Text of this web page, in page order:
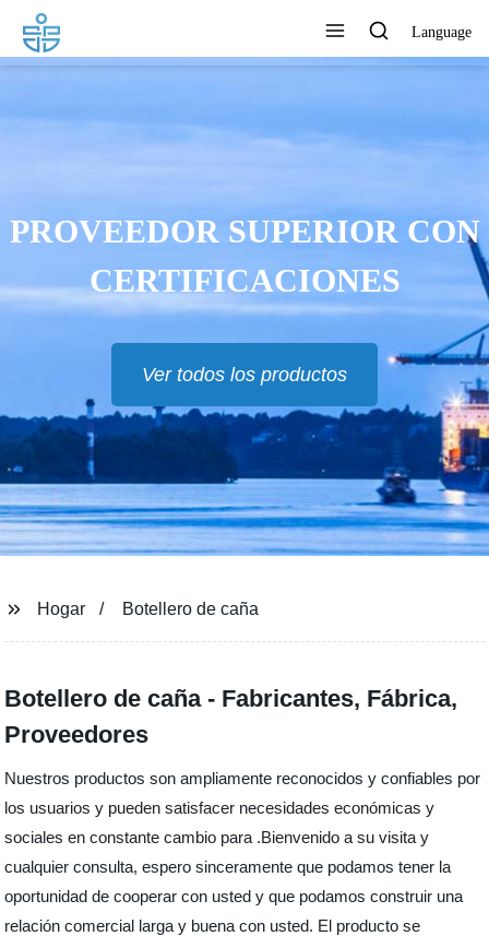
Language
PROVEEDOR SUPERIOR CON
CERTIFICACIONES
Ver todos los productos
Hogar Botellero de caña
Botellero de caña - Fabricantes, Fábrica,
Proveedores
Nuestros productos son ampliamente reconocidos y confiables por
los usuarios y pueden satisfacer necesidades económicas y
sociales en constante cambio para .Bienvenido a su visita y
cualquier consulta, espero sinceramente que podamos tener la
oportunidad de cooperar con usted y que podamos construir una
relación comercial larga y buena con usted. El producto se